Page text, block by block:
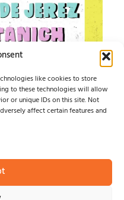
like cookies to store
to these technologies will allow
or unique IDs on this site. Not
affect certain features and
TIENE UN
Y